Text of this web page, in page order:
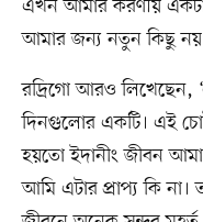
এখন আমার করণীয়
আমার জন্য নতুন কিছু
রদ্রিগো আরও লিখেছেন,
দিনগুলোর একটি। এই
হয়তো ইদানীং জীবন
আমি এটার প্রাপ্য কি